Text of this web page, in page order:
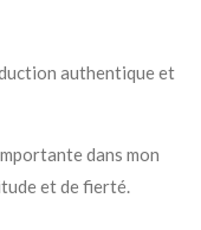
authentique et
dans mon
et de fierté.